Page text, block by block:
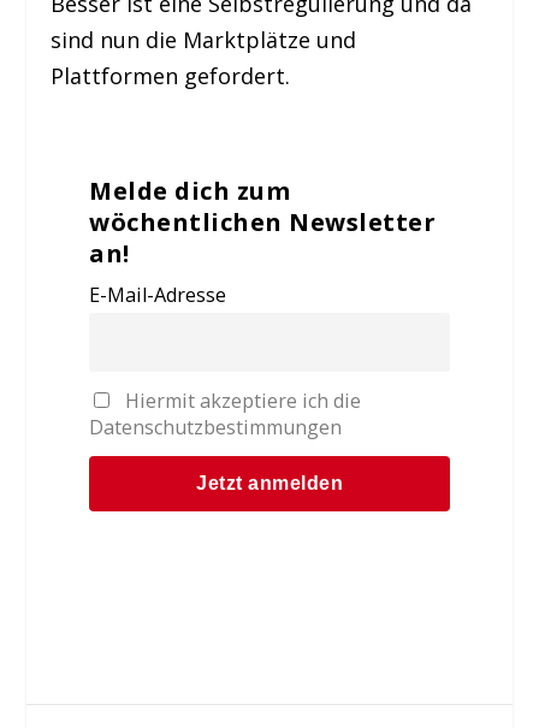
sind nun die Marktplätze und
Plattformen gefordert.
Melde dich zum
wöchentlichen Newsletter
an!
E-Mail-Adresse
Hiermit akzeptiere ich die
Datenschutzbestimmungen